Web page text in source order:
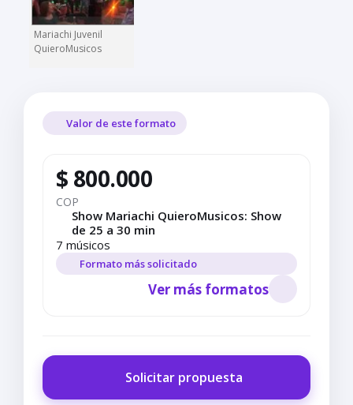
Mariachi Juvenil
QuieroMusicos
Valor de este formato
$ 800.000
COP
Show Mariachi QuieroMusicos: Show
de 25 a 30 min
7 músicos
Formato más solicitado
Ver más formatos
Solicitar propuesta